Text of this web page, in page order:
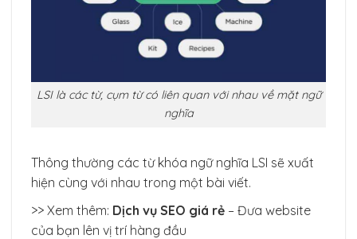
LSI là các từ, cụm từ có liên quan với nhau về mặt ngữ
nghĩa
Thông thường các từ khóa ngữ nghĩa LSI sẽ xuất
hiện cùng với nhau trong một bài viết.
>> Xem thêm: Dịch vụ SEO giá rẻ – Đưa website
của bạn lên vị trí hàng đầu